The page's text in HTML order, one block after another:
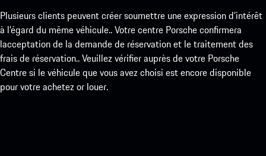
Plusieurs clients peuvent créer soumettre une expression d’intérêt
à l’égard du même véhicule.. Votre centre Porsche confirmera
lacceptation de la demande de réservation et le traitement des
frais de réservation.. Veuillez vérifier auprès de votre Porsche
Centre si le véhicule que vous avez choisi est encore disponible
pour votre achetez or louer.